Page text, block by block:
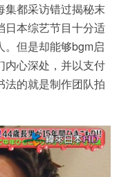
集都采访错过揭秘末
日本综艺节目十分适
。但是却能够bgm启
内心深处，并以支付
法的就是制作团队拍